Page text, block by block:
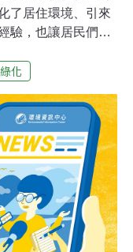
了居住環境、引來
驗，也讓居民們的
訂政策，讓台北從
，並陸續得獎，但
活化，因此2012年
空地作為菜園，取
與第一任場長林大
幫忙，可說得來不
暴增為168塊，耕
豆渣做肥料，辣椒
鳥類、蝴蝶等昆蟲
化